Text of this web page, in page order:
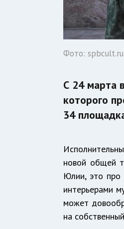
Фото: spbcult.ru
С 24 марта
которого
34
новой общей
Юлии, это про
интерьерами
может
на